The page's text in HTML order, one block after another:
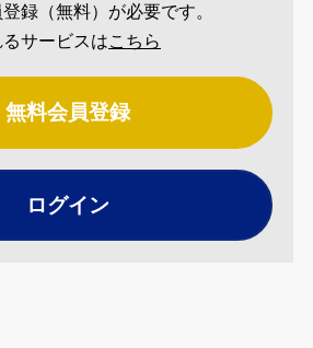
録（無料）が必要です。
サービスはこちら
無料会員登録
ログイン